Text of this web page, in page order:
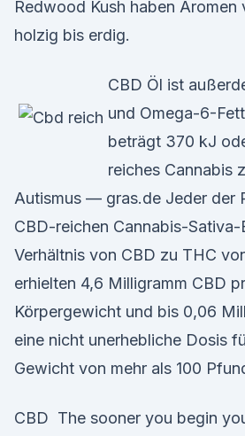
Redwood Kush haben
holzig bis erdig.
CBD Öl ist
und Omega-6-
beträgt 370 kJ
reiches Cannabis
Autismus — gras.de Jeder der
CBD-reichen Cannabis-Sativa-
Verhältnis von CBD zu THC
erhielten 4,6 Milligramm CBD
Körpergewicht und bis 0,06
eine nicht unerhebliche Dosis
Gewicht von mehr als 100
CBD The sooner you begin